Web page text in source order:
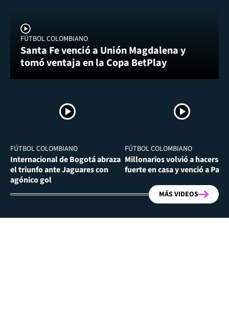
FÚTBOL COLOMBIANO
Santa Fe venció a Unión Magdalena y
tomó ventaja en la Copa BetPlay
FÚTBOL COLOMBIANO
Internacional de Bogotá abraza
el triunfo ante Jaguares con
agónico gol
FÚTBOL COLOMBIANO
Millonarios volvió a hacerse
fuerte en casa y venció a
MÁS VIDEOS